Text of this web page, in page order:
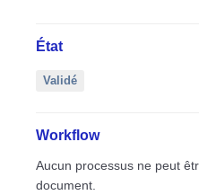
État
Validé
Workflow
Aucun processus ne peut
document.